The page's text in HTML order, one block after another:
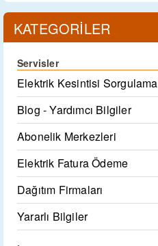
KATEGORİLER
Servisler
Elektrik Kesintisi Sorgulama
Blog - Yardımcı Bilgiler
Abonelik Merkezleri
Elektrik Fatura Ödeme
Dağıtım Firmaları
Yararlı Bilgiler